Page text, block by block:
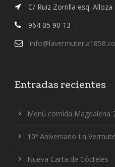
C/ Ruiz Zorrilla esq.
964 05 90 13
Entradas recientes
Menú comida Magdalena
10º Aniversario La
Nueva Carta de Cócteles